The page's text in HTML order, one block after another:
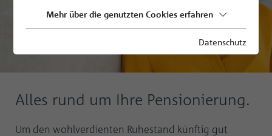
Alles rund um Ihre Pensionierung.
Um den wohlverdienten Ruhestand künftig gut
Mehr über die genutzten Cookies erfahren
Datenschutz